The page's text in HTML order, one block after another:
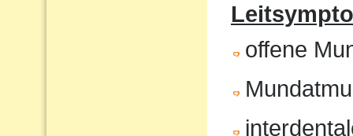
offene